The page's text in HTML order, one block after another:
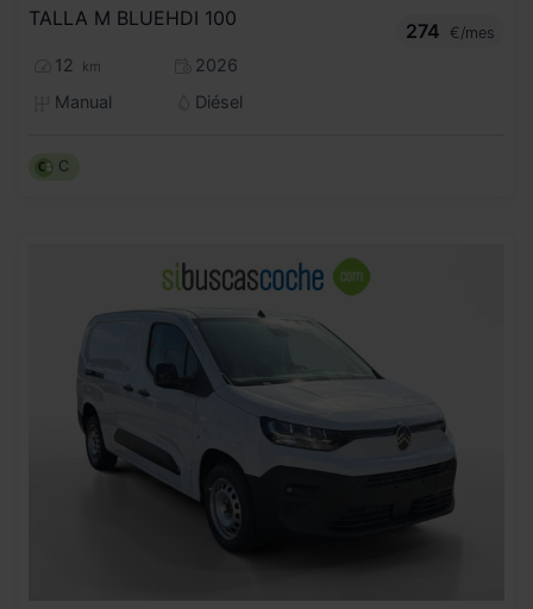
TALLA M BLUEHDI 100
12 km
2026
Manual
Diésel
274
€/mes
C